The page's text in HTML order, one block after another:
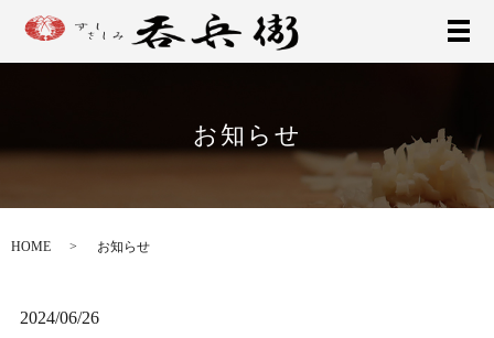
お知らせ
HOME お知らせ
2024/06/26